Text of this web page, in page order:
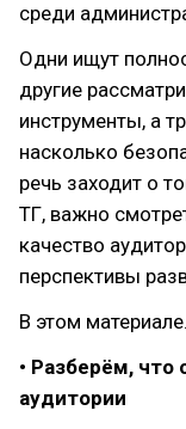
среди
Одни ищут
другие
инструменты, а
насколько
речь заходит о
ТГ, важно
качество
перспективы
В этом
• Разберём, что
аудитории